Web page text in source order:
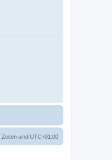
Zeiten sind UTC+01:00